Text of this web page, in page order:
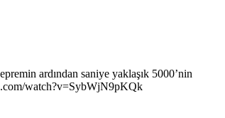
ardından saniye yaklaşık 5000’nin
watch?v=SybWjN9pKQk